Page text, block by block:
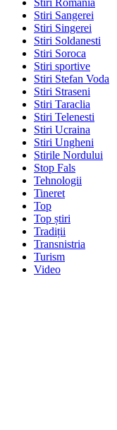
Stiri Romania
Stiri Sangerei
Stiri Singerei
Stiri Soldanesti
Stiri Soroca
Stiri sportive
Stiri Stefan Voda
Stiri Straseni
Stiri Taraclia
Stiri Telenesti
Stiri Ucraina
Stiri Ungheni
Stirile Nordului
Stop Fals
Tehnologii
Tineret
Top
Top știri
Tradiții
Transnistria
Turism
Video